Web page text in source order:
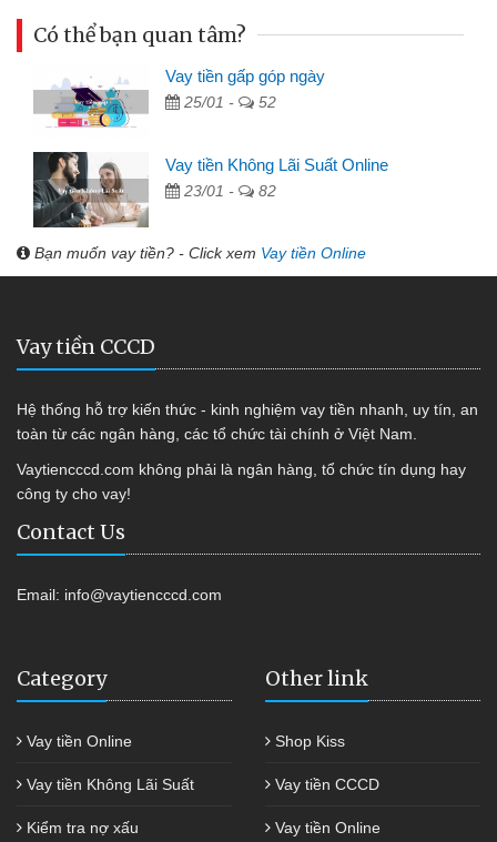
Có thể bạn quan tâm?
Vay tiền gấp góp ngày
25/01 - 52
Vay tiền Không Lãi Suất Online
23/01 - 82
Bạn muốn vay tiền? - Click xem Vay tiền Online
Vay tiền CCCD
Hệ thống hỗ trợ kiến thức - kinh nghiệm vay tiền nhanh, uy tín, an
toàn từ các ngân hàng, các tổ chức tài chính ở Việt Nam.
Vaytiencccd.com không phải là ngân hàng, tổ chức tín dụng hay
công ty cho vay!
Contact Us
Email: info@vaytiencccd.com
Category
Vay tiền Online
Vay tiền Không Lãi Suất
Kiểm tra nợ xấu
Other link
Shop Kiss
Vay tiền CCCD
Vay tiền Online